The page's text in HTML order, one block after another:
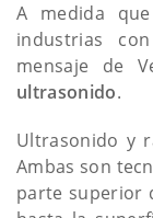
A medida
industrias
mensaje de
ultrasonido.
Ultrasonido y
Ambas son
parte superior